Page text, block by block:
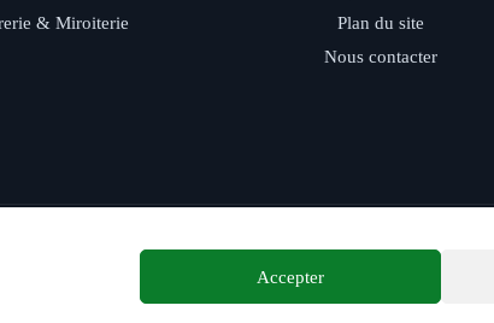
Accepter
& Miroiterie
Plan du site
Nous contacter